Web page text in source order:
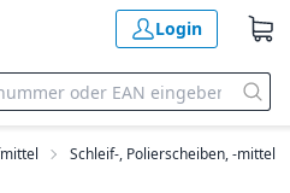
Login
Schleif-, Polierscheiben, -mittel